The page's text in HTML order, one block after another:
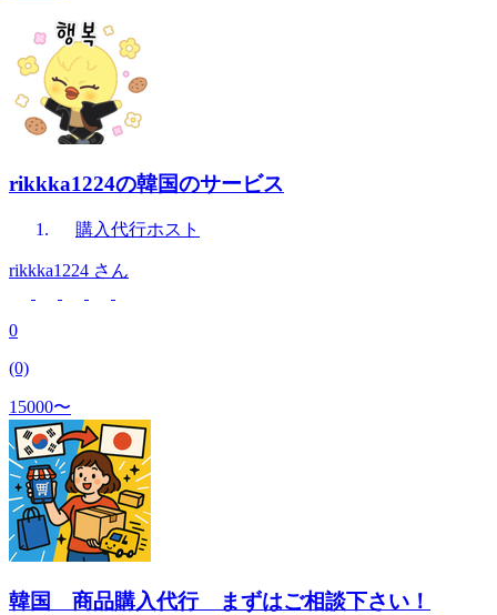
rikkka1224の韓国のサービス
購入代行ホスト
rikkka1224 さん
0
(0)
15000〜
韓国 商品購入代行 まずはご相談下さい！